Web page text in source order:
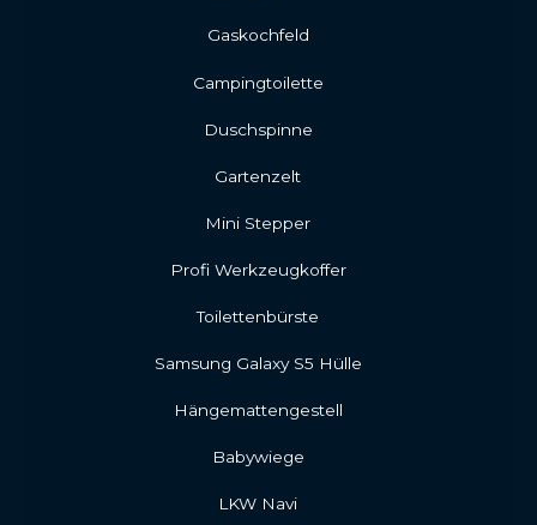
Gaskochfeld
Campingtoilette
Duschspinne
Gartenzelt
Mini Stepper
Profi Werkzeugkoffer
Toilettenbürste
Samsung Galaxy S5 Hülle
Hängemattengestell
Babywiege
LKW Navi